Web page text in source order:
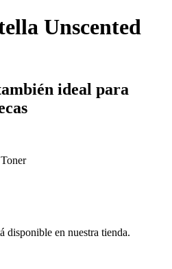
Unscented
ideal para
disponible en nuestra tienda.